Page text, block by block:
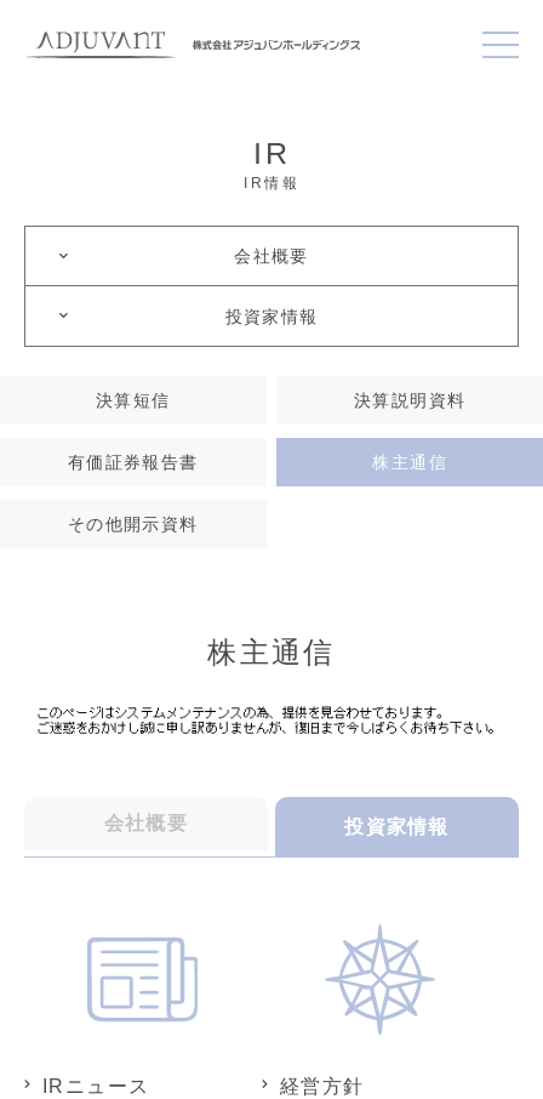
IR
IR情報
会社概要
投資家情報
決算短信 決算説明資料
有価証券報告書 株主通信
その他開示資料
株主通信
会社概要 投資家情報
IRニュース 経営方針